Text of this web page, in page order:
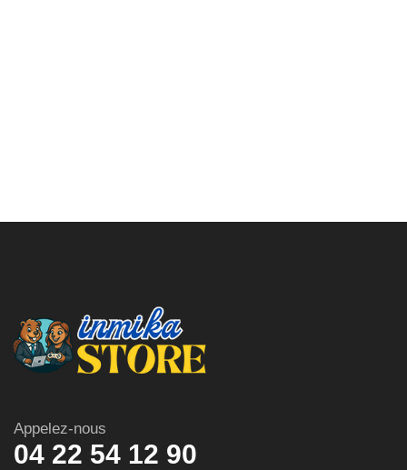
Appelez-nous
04 22 54 12 90